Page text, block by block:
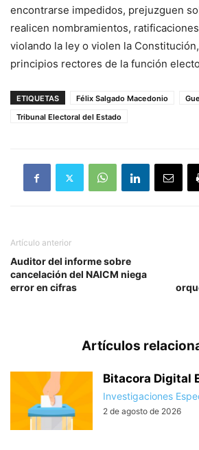
encontrarse impedidos, prejuzguen
realicen nombramientos,
violando la ley o violen la
principios rectores de la función
ETIQUETAS Félix Salgado Macedonio
Tribunal Electoral del Estado
Artículo anterior
Auditor del informe sobre
cancelación del NAICM niega
error en cifras
Artículos
Bitacora Digital
Investigaciones
2 de agosto de 2026